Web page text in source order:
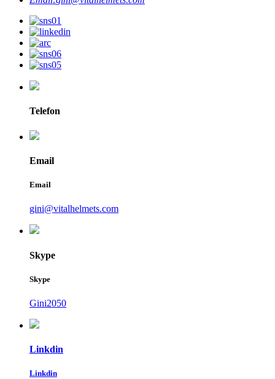
Telefon
Email
Email
gini@vitalhelmets.com
Skype
Skype
Gini2050
Linkdin
Linkdin